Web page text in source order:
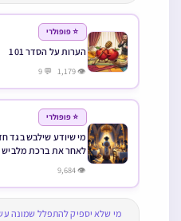
⭐ פופולרי
הערות על הסדר 101
👁 1,179 💬 9
⭐ פופולרי
מי שיודע שילבש בגד
לאחר את ברכת מלביש
👁 9,684
מי שלא יספיק להתפלל שמונה